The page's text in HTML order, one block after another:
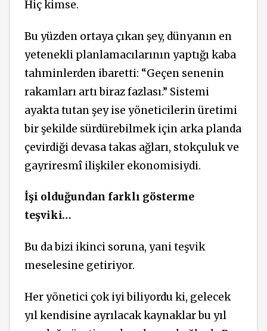
Hiç kimse.
Bu yüzden ortaya çıkan şey, dünyanın en
yetenekli planlamacılarının yaptığı kaba
tahminlerden ibaretti: “Geçen senenin
rakamları artı biraz fazlası.” Sistemi
ayakta tutan şey ise yöneticilerin üretimi
bir şekilde sürdürebilmek için arka planda
çevirdiği devasa takas ağları, stokçuluk ve
gayriresmî ilişkiler ekonomisiydi.
İşi olduğundan farklı gösterme
teşviki…
Bu da bizi ikinci soruna, yani teşvik
meselesine getiriyor.
Her yönetici çok iyi biliyordu ki, gelecek
yıl kendisine ayrılacak kaynaklar bu yıl